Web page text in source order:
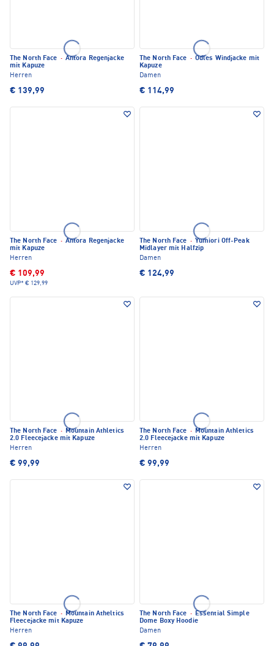
The North Face · Antora Regenjacke
mit Kapuze
Herren
€ 139,99
The North Face · Odles Windjacke mit
Kapuze
Damen
€ 114,99
The North Face · Antora Regenjacke
mit Kapuze
Herren
€ 109,99
UVP* € 129,99
The North Face · Yumiori Off-Peak
Midlayer mit Halfzip
Damen
€ 124,99
The North Face · Mountain Athletics
2.0 Fleecejacke mit Kapuze
Herren
€ 99,99
The North Face · Mountain Athletics
2.0 Fleecejacke mit Kapuze
Herren
€ 99,99
The North Face · Mountain Atheltics
Fleecejacke mit Kapuze
Herren
The North Face · Essential Simple
Dome Boxy Hoodie
Damen